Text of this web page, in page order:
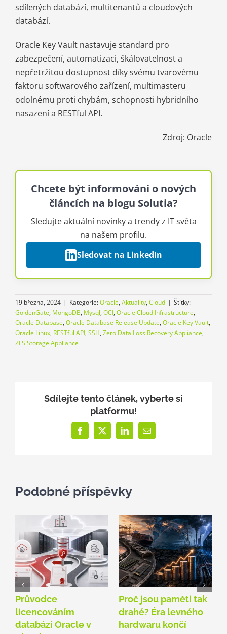
sdílených databází, multitenantů a cloudových
databází.
Oracle Key Vault nastavuje standard pro
zabezpečení, automatizaci, škálovatelnost a
nepřetržitou dostupnost díky svému tvarovému
faktoru softwarového zařízení, multimasteru
odolnému proti chybám, schopnosti hybridního
nasazení a RESTful API.
Zdroj: Oracle
Chcete být informováni o nových
článcích na blogu Solutia?
Sledujte aktuální novinky a trendy z IT světa
na našem profilu.
Sledovat na LinkedIn
19 března, 2024 | Kategorie:Oracle, Aktuality, Cloud | Štítky:
GoldenGate, MongoDB, Mysql, OCI, Oracle Cloud Infrastructure,
Oracle Database, Oracle Database Release Update, Oracle Key Vault,
Oracle Linux, RESTful API, SSH, Zero Data Loss Recovery Appliance,
ZFS Storage Appliance
Sdílejte tento článek, vyberte si
platformu!
Facebook
X LinkedIn
E-
mail
Podobné příspěvky
Průvodce
licencováním
databází Oracle v
Proč jsou paměti tak
drahé? Éra levného
hardwaru končí